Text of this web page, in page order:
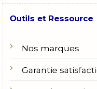
Outils et Ressource
Nos marques
Garantie